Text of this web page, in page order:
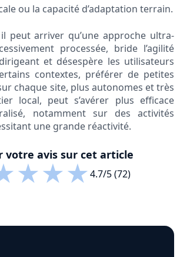
ou la capacité d’adaptation terrain.
peut arriver qu’une approche ultra-
processée, bride l’agilité
et désespère les utilisateurs
contextes, préférer de petites
chaque site, plus autonomes et très
local, peut s’avérer plus efficace
notamment sur des activités
une grande réactivité.
votre avis sur cet article
★★★4.7/5 (72)